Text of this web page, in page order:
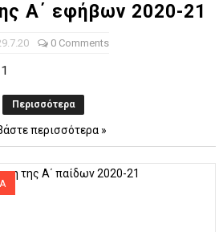
Α΄ εφήβων 2020-21
0 Comments
Περισσότερα
περισσότερα »